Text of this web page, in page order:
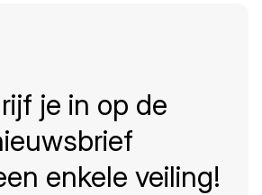
je in op de
enkele veiling!